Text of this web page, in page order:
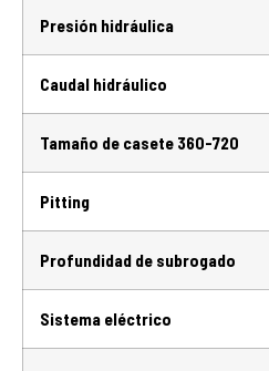
Presión hidráulica
Caudal hidráulico
Tamaño de casete 360-720
Pitting
Profundidad de subrogado
Sistema eléctrico